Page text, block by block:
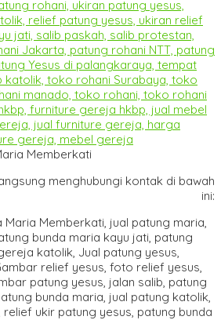
Memberkati
menghubungi kontak di bawah
ini: